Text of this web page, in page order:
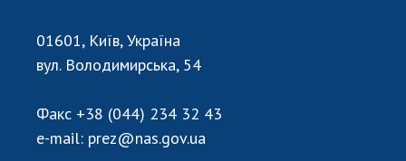
ДІЯЛЬНІСТЬ
01601, Київ, Україна
вул. Володимирська, 54
Факс +38 (044) 234 32 43
e-mail: prez@nas.gov.ua